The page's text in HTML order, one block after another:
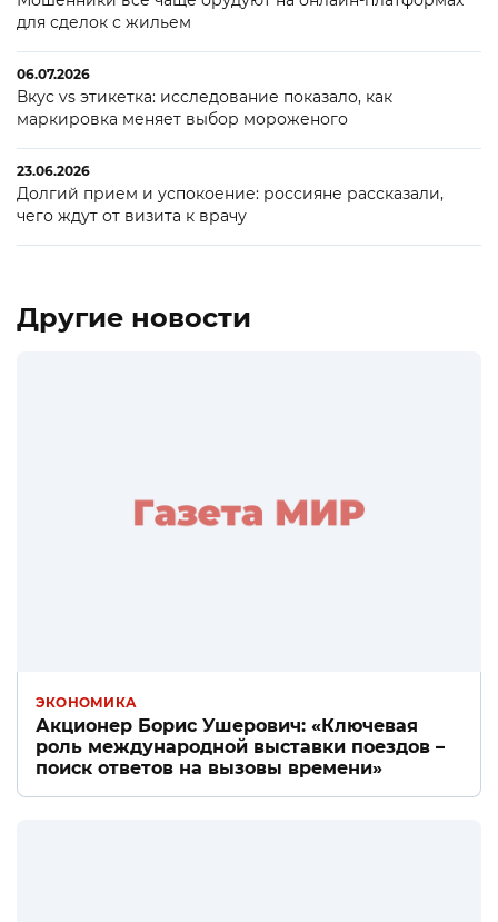
для сделок с жильем
06.07.2026
Вкус vs этикетка: исследование показало, как
маркировка меняет выбор мороженого
23.06.2026
Долгий прием и успокоение: россияне рассказали,
чего ждут от визита к врачу
Другие новости
ЭКОНОМИКА
Акционер Борис Ушерович: «Ключевая
роль международной выставки поездов –
поиск ответов на вызовы времени»